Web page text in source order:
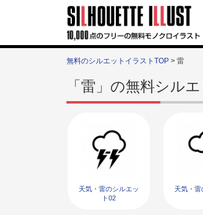
無料のシルエットイラストTOP > 雷
「雷」の無料シル
天気・雷のシルエッ
ト02
天気・雷